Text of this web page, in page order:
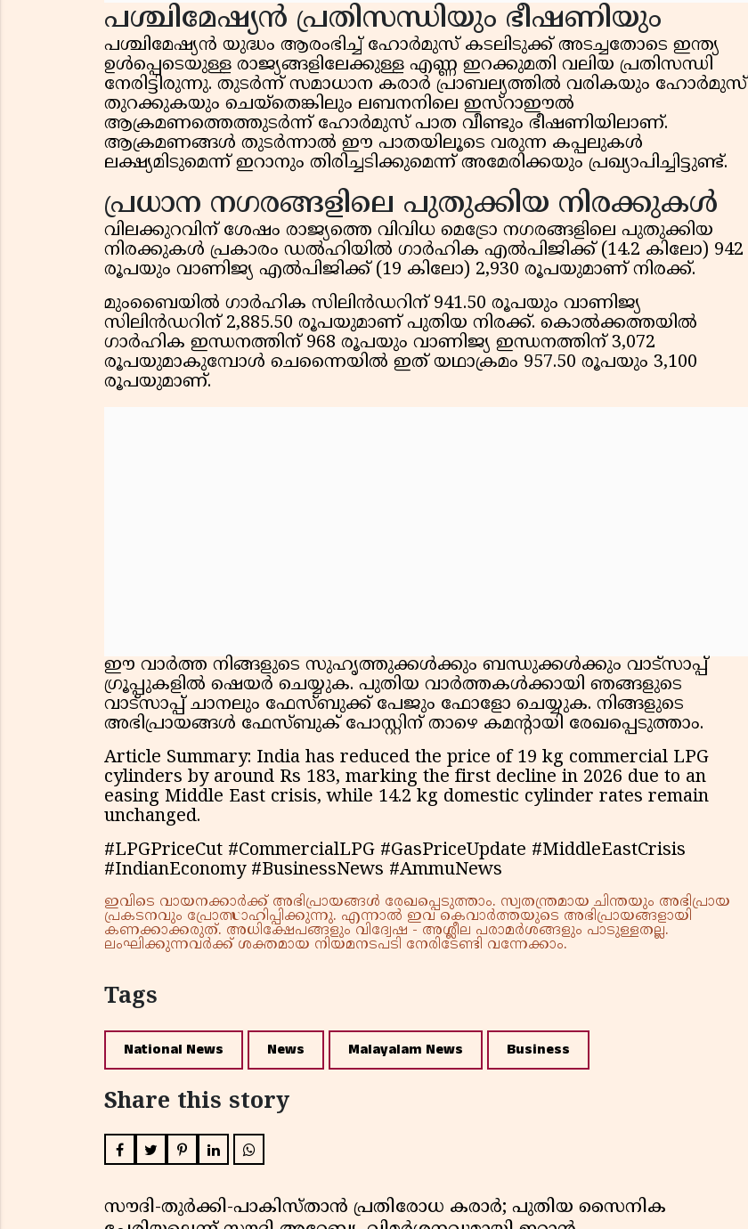
പശ്ചിമേഷ്യൻ പ്രതിസന്ധിയും ഭീഷണിയും
പശ്ചിമേഷ്യൻ യുദ്ധം ആരംഭിച്ച് ഹോർമുസ് കടലിടുക്ക് അടച്ചതോടെ ഇന്ത്യ
ഉൾപ്പെടെയുള്ള രാജ്യങ്ങളിലേക്കുള്ള എണ്ണ ഇറക്കുമതി വലിയ പ്രതിസന്ധി
നേരിട്ടിരുന്നു. തുടർന്ന് സമാധാന കരാർ പ്രാബല്യത്തിൽ വരികയും ഹോർമുസ്
തുറക്കുകയും ചെയ്തെങ്കിലും ലബനനിലെ ഇസ്റാഈൽ
ആക്രമണത്തെത്തുടർന്ന് ഹോർമുസ് പാത വീണ്ടും ഭീഷണിയിലാണ്.
ആക്രമണങ്ങൾ തുടർന്നാൽ ഈ പാതയിലൂടെ വരുന്ന കപ്പലുകൾ
ലക്ഷ്യമിടുമെന്ന് ഇറാനും തിരിച്ചടിക്കുമെന്ന് അമേരിക്കയും പ്രഖ്യാപിച്ചിട്ടുണ്ട്.
പ്രധാന നഗരങ്ങളിലെ പുതുക്കിയ നിരക്കുകൾ
വിലക്കുറവിന് ശേഷം രാജ്യത്തെ വിവിധ മെട്രോ നഗരങ്ങളിലെ പുതുക്കിയ
നിരക്കുകൾ പ്രകാരം ഡൽഹിയിൽ ഗാർഹിക എൽപിജിക്ക് (14.2 കിലോ) 942
രൂപയും വാണിജ്യ എൽപിജിക്ക് (19 കിലോ) 2,930 രൂപയുമാണ് നിരക്ക്.
മുംബൈയിൽ ഗാർഹിക സിലിൻഡറിന് 941.50 രൂപയും വാണിജ്യ
സിലിൻഡറിന് 2,885.50 രൂപയുമാണ് പുതിയ നിരക്ക്. കൊൽക്കത്തയിൽ
ഗാർഹിക ഇന്ധനത്തിന് 968 രൂപയും വാണിജ്യ ഇന്ധനത്തിന് 3,072
രൂപയുമാകുമ്പോൾ ചെന്നൈയിൽ ഇത് യഥാക്രമം 957.50 രൂപയും 3,100
രൂപയുമാണ്.
ഈ വാർത്ത നിങ്ങളുടെ സുഹൃത്തുക്കൾക്കും ബന്ധുക്കൾക്കും വാട്സാപ്പ്
ഗ്രൂപ്പുകളിൽ ഷെയർ ചെയ്യുക. പുതിയ വാർത്തകൾക്കായി ഞങ്ങളുടെ
വാട്സാപ്പ് ചാനലും ഫേസ്ബുക്ക് പേജും ഫോളോ ചെയ്യുക. നിങ്ങളുടെ
അഭിപ്രായങ്ങൾ ഫേസ്ബുക് പോസ്റ്റിന് താഴെ കമന്റായി രേഖപ്പെടുത്താം.
Article Summary: India has reduced the price of 19 kg commercial LPG
cylinders by around Rs 183, marking the first decline in 2026 due to an
easing Middle East crisis, while 14.2 kg domestic cylinder rates remain
unchanged.
#LPGPriceCut #CommercialLPG #GasPriceUpdate #MiddleEastCrisis
#IndianEconomy #BusinessNews #AmmuNews
ഇവിടെ വായനക്കാർക്ക് അഭിപ്രായങ്ങൾ രേഖപ്പെടുത്താം. സ്വതന്ത്രമായ ചിന്തയും അഭിപ്രായ
പ്രകടനവും പ്രോത്സാഹിപ്പിക്കുന്നു. എന്നാൽ ഇവ കെവാർത്തയുടെ അഭിപ്രായങ്ങളായി
കണക്കാക്കരുത്. അധിക്ഷേപങ്ങളും വിദ്വേഷ - അശ്ലീല പരാമർശങ്ങളും പാടുള്ളതല്ല.
ലംഘിക്കുന്നവർക്ക് ശക്തമായ നിയമനടപടി നേരിടേണ്ടി വന്നേക്കാം.
Tags
National News News Malayalam News Business
Share this story
സൗദി-തുർക്കി-പാകിസ്താൻ പ്രതിരോധ കരാർ; പുതിയ സൈനിക